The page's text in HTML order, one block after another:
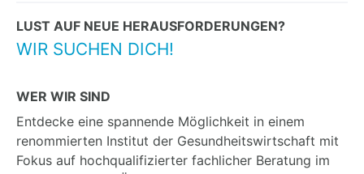
LUST AUF NEUE HERAUSFORDERUNGEN?
WIR SUCHEN DICH!
WER WIR SIND
Entdecke eine spannende Möglichkeit in einem
renommierten Institut der Gesundheitswirtschaft mit
Fokus auf hochqualifizierter fachlicher Beratung im